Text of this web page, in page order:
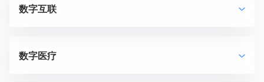
数字互联
数字医疗